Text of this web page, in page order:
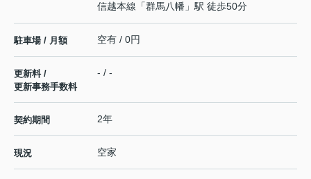
信越本線 「群馬八幡 」駅 徒歩50分
駐車場 / 月額 空有 / 0円
更新料 /
更新事務手数料
- / -
契約期間 2年
現況 空家